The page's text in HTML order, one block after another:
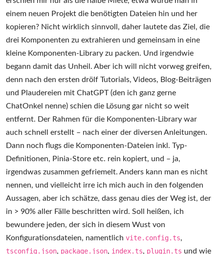
einem neuen Projekt die benötigten Dateien hin und her
kopieren? Nicht wirklich sinnvoll, daher lautete das Ziel, die
drei Komponenten zu extrahieren und gemeinsam in eine
kleine Komponenten-Library zu packen. Und irgendwie
begann damit das Unheil. Aber ich will nicht vorweg greifen,
denn nach den ersten drölf Tutorials, Videos, Blog-Beiträgen
und Plaudereien mit ChatGPT (den ich ganz gerne
ChatOnkel nenne) schien die Lösung gar nicht so weit
entfernt. Der Rahmen für die Komponenten-Library war
auch schnell erstellt – nach einer der diversen Anleitungen.
Dann noch flugs die Komponenten-Dateien inkl. Typ-
Definitionen, Pinia-Store etc. rein kopiert, und – ja,
irgendwas zusammen gefriemelt. Anders kann man es nicht
nennen, und vielleicht irre ich mich auch in den folgenden
Aussagen, aber ich schätze, dass genau dies der Weg ist, der
in > 90% aller Fälle beschritten wird. Soll heißen, ich
bewundere jeden, der sich in diesem Wust von
Konfigurationsdateien, namentlich vite.config.ts,
tsconfig.json, package.json, index.ts, plugin.ts und wie